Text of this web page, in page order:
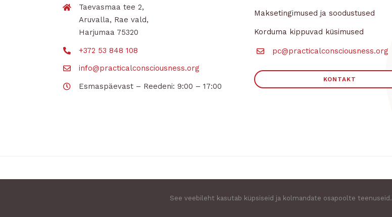
Taevasmaa tee 2,
Aruvalla, Rae vald,
Harjumaa 75320
+372 53 848 108
info@practicalconsciousness.org
Esmaspäevast – Reedeni: 9:00 – 17:00
Maksetingimused ja soodustused
Korduma kippuvad küsimused
pc@practicalconsciousness.org
KONTAKT
See veebileht kasutab küpsiseid ja kolmandate osapoolte teenuseid.